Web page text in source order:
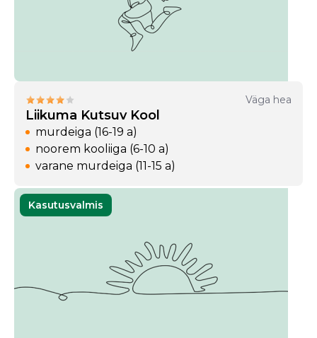
Väga hea
Liikuma Kutsuv Kool
murdeiga (16-19 a)
noorem kooliiga (6-10 a)
varane murdeiga (11-15 a)
Kasutusvalmis